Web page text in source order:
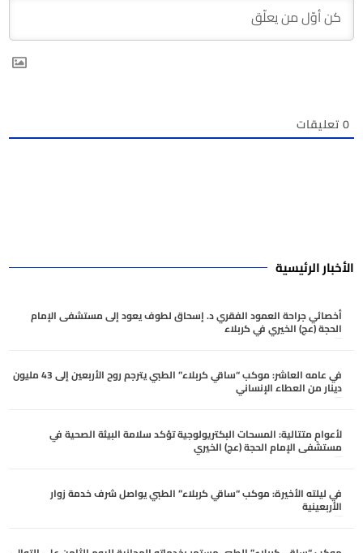
0تعليقات
الأخبار الرئيسية
أخصائي جراحة العمود الفقري د. إسحاق لطوف يعود إلى مستشفى الإمام
الحجة (عج) الخيري في كربلاء
في عامه العاشر: موكب “ساقي كربلاء” الطبي يترجم روح الأربعين إلى 43 مليون
دينار من العطاء الإنساني
لأعوامٍ متتالية: المسحات البكتريولوجية تؤكد سلامة البيئة الصحية في
مستشفى الإمام الحجة (عج) الخيري
في ليلته الأخيرة: موكب “ساقي كربلاء” الطبي يواصل شرف خدمة زوار
الأربعينية